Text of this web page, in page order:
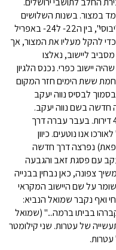
במצור. בשנות השלושים
מנה המקום 126 תושבים. במהלך מבצע "יבוסי", בין ה22- ל24- באפריל
כדי להקל מעליו את המצור, אך
ליישוב, נאלצו
יישוב כפרי. נכנס הלגיון
ששת הימים חזר המקום
לבסיס נווה יעקב
בשם נווה יעקב.
השכונה מונה כ000-,14 תושבים בכ000-,4 דירות. בעבר עברה דרך
אנו נוטעים. כיוון
נפרצה דרך חדשה
עם פסגת זאב והגבעה
צפונה, כאן נבחין בבנייה
על שם היישוב המקראי
ואף נקבר שמואל הנביא:
בביתו ברמה..." (שמואל
של עטרות. שני קילומטר
עטרות.